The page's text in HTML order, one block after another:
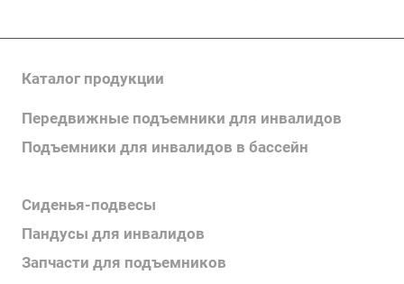
Каталог продукции
Передвижные подъемники для инвалидов
Подъемники для инвалидов в бассейн
Сиденья-подвесы
Пандусы для инвалидов
Запчасти для подъемников